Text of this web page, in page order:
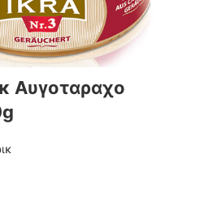
Αυγοταραχο